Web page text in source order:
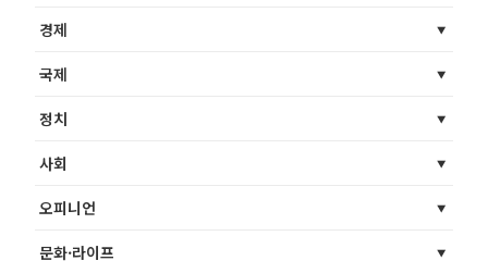
경제
국제
정치
사회
오피니언
문화·라이프